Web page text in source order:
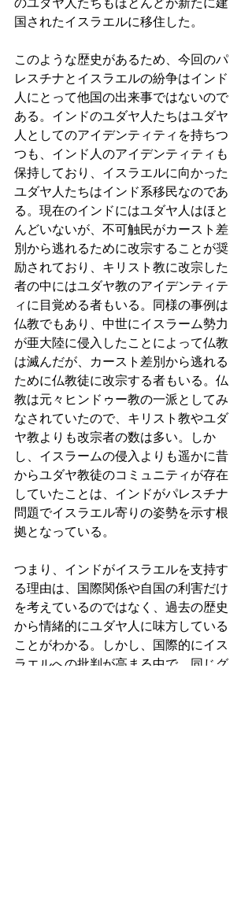
のユダヤ人たちもほとんどが新たに建
国されたイスラエルに移住した。
このような歴史があるため、今回のパ
レスチナとイスラエルの紛争はインド
人にとって他国の出来事ではないので
ある。インドのユダヤ人たちはユダヤ
人としてのアイデンティティを持ちつ
つも、インド人のアイデンティティも
保持しており、イスラエルに向かった
ユダヤ人たちはインド系移民なのであ
る。現在のインドにはユダヤ人はほと
んどいないが、不可触民がカースト差
別から逃れるために改宗することが奨
励されており、キリスト教に改宗した
者の中にはユダヤ教のアイデンティテ
ィに目覚める者もいる。同様の事例は
仏教でもあり、中世にイスラーム勢力
が亜大陸に侵入したことによって仏教
は滅んだが、カースト差別から逃れる
ために仏教徒に改宗する者もいる。仏
教は元々ヒンドゥー教の一派としてみ
なされていたので、キリスト教やユダ
ヤ教よりも改宗者の数は多い。しか
し、イスラームの侵入よりも遥かに昔
からユダヤ教徒のコミュニティが存在
していたことは、インドがパレスチナ
問題でイスラエル寄りの姿勢を示す根
拠となっている。
つまり、インドがイスラエルを支持す
る理由は、国際関係や自国の利害だけ
を考えているのではなく、過去の歴史
から情緒的にユダヤ人に味方している
ことがわかる。しかし、国際的にイス
ラエルへの批判が高まる中で、同じグ